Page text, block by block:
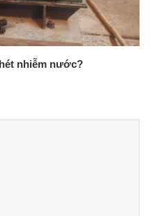
nhiễm nước?